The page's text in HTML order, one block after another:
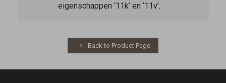
eigenschappen ‘11k’ en ‘11v’.
Back to Product Page